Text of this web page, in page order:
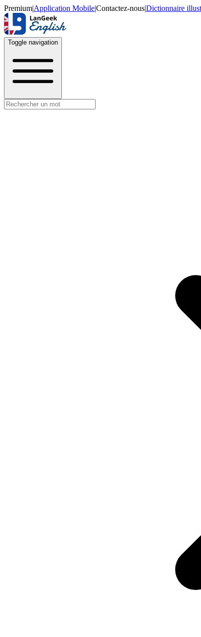
Premium|Application Mobile|Contactez-nous|Dictionnaire
Toggle navigation